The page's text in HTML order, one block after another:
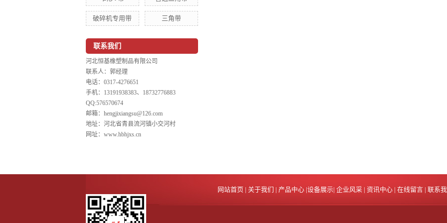
破碎机专用带 三角带
联系我们
河北恒基橡塑制品有限公司
联系人：郭经理
电话：0317-4276651
手机：13191938383、18732776883
QQ:576570674
邮箱：hengjixiangsu@126.com
地址：河北省青县流河镇小交河村
网址：www.hbhjxs.cn
网站首页| 关于我们 | 产品中心|设备展示| 企业风采| 资讯中心| 在线留言| 联系